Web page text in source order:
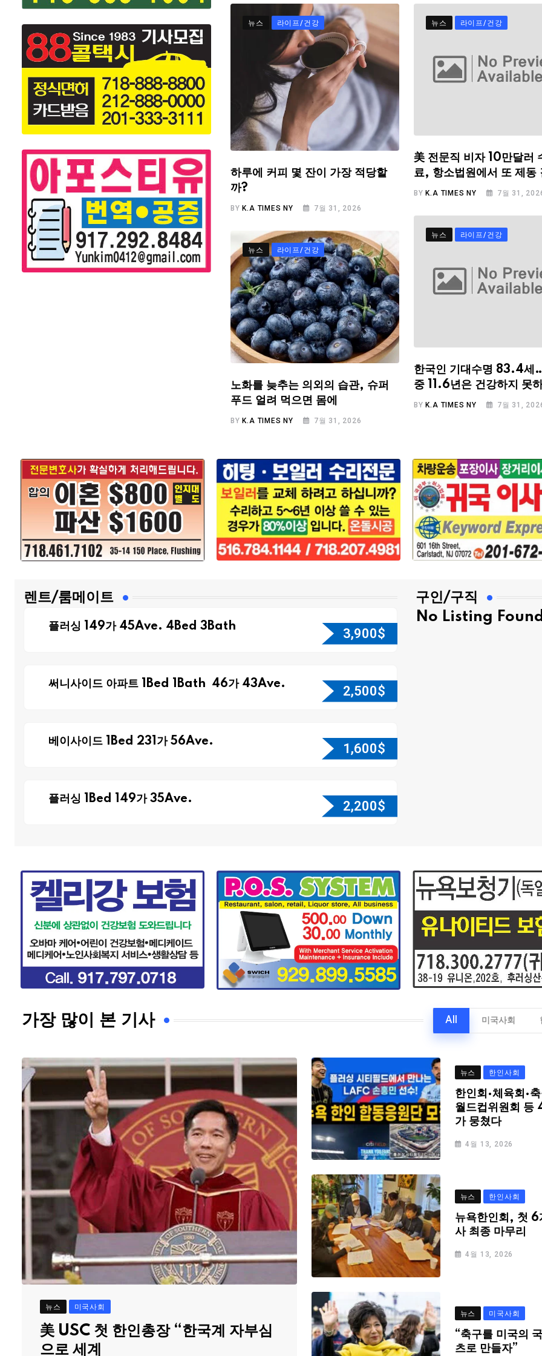
뉴스 라이프/건강
하루에 커피 몇 잔이 가장 적당할
까?
BY K.A TIMES NY 7월 31, 2026
뉴스 라이프/건강
美 전문직 비자 10만달러
료, 항소법원에서 또 제동
BYK.A TIMES NY 7월 31,
뉴스 라이프/건강
한국인 기대수명 83.4세
중 11.6년은 건강하지 못
BY K.A TIMES NY 7월 31,
뉴스 라이프/건강
노화를 늦추는 의외의 습관, 슈퍼
푸드 얼려 먹으면 몸에
BYK.A TIMES NY 7월 31, 2026
렌트/룸메이트
플러싱 149가 45Ave. 4Bed 3Bath 3,900$
써니사이드 아파트 1Bed 1Bath 46가 43Ave. 2,500$
베이사이드 1Bed 231가 56Ave. 1,600$
플러싱 1Bed 149가 35Ave. 2,200$
구인/구직
No Listing
가장 많이 본 기사 All 미국사회
뉴스 미국사회
美 USC 첫 한인총장 “한국계 자부심
으로 세계
뉴스 한인사회
한인회·체육회·
월드컵위원회 등
가 뭉쳤다
4월 13, 2026
뉴스 한인사회
뉴욕한인회, 첫 6
사 최종 마무리
4월 13, 2026
뉴스 미국사회
“축구를 미국의
츠로 만들자”